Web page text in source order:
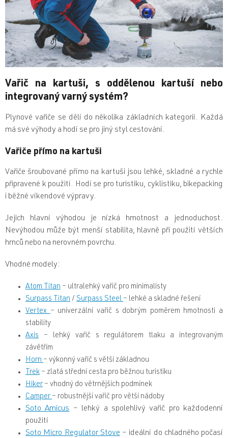
Vařič na kartuši, s oddělenou kartuší nebo
integrovaný varný systém?
Plynové vařiče se dělí do několika základních kategorií. Každá
má své výhody a hodí se pro jiný styl cestování.
Vařiče přímo na kartuši
Vařiče šroubované přímo na kartuši jsou lehké, skladné a rychle
připravené k použití. Hodí se pro turistiku, cyklistiku, bikepacking
i běžné víkendové výpravy.
Jejich hlavní výhodou je nízká hmotnost a jednoduchost.
Nevýhodou může být menší stabilita, hlavně při použití větších
hrnců nebo na nerovném povrchu.
Vhodné modely:
Atom Titan – ultralehký vařič pro minimalisty
Surpass Titan / Surpass Steel – lehké a skladné řešení
Vertex – univerzální vařič s dobrým poměrem hmotnosti a
stability
Axis – lehký vařič s regulátorem tlaku a integrovaným
závětřím
Horn – výkonný vařič s větší základnou
Trek – zlatá střední cesta pro běžnou turistiku
Hiker – vhodný do větrnějších podmínek
Camper – robustnější vařič pro větší nádoby
Soto Amicus – lehký a spolehlivý vařič pro každodenní
použití
Soto Micro Regulator Stove – ideální do chladného počasí